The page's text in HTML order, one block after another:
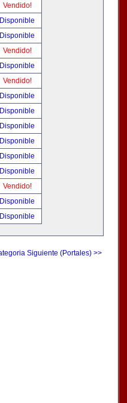
Vendido!
Disponible
Disponible
Vendido!
Disponible
Vendido!
Disponible
Disponible
Disponible
Disponible
Disponible
Disponible
Vendido!
Disponible
Disponible
Siguiente (Portales) >>